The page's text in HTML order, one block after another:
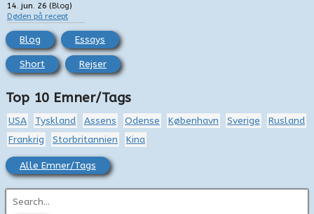
14. jun. 26 (Blog)
Døden på recept
Blog Essays
Short Rejser
Top 10 Emner/Tags
USA Tyskland Assens Odense København Sverige
Rusland
Frankrig
Storbritannien Kina
Alle Emner/Tags